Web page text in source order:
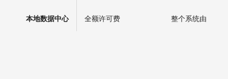
本地数据中心 全额许可费 整个系统由公司